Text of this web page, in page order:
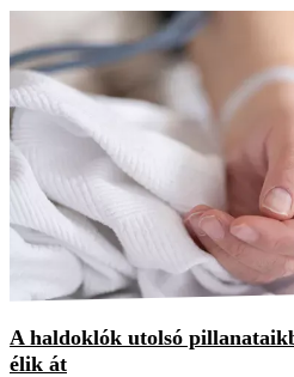
A haldoklók utolsó
élik át